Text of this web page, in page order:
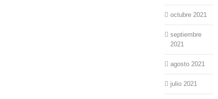
octubre 2021
septiembre
2021
agosto 2021
julio 2021